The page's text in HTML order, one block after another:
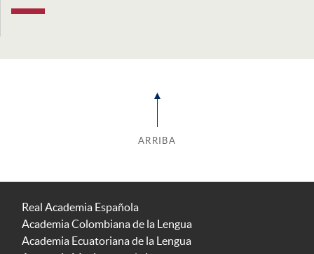
ARRIBA
Real Academia Española
Academia Colombiana de la Lengua
Academia Ecuatoriana de la Lengua